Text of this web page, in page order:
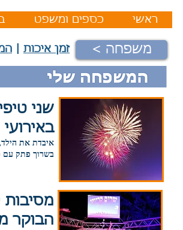
כספים ומשפט ראשי
זמן איכות < משפחה
שני
איבדת את
בשרוך פתק עם
מסיבות
הבוקר